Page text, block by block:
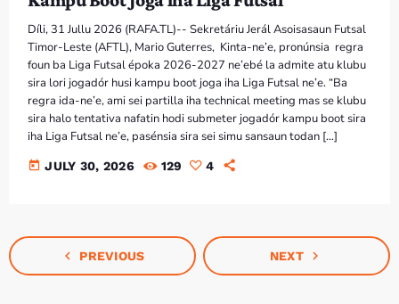
Díli, 31 Jullu 2026 (RAFA.TL)-- Sekretáriu Jerál Asoisasaun Futsal
Timor-Leste (AFTL), Mario Guterres, Kinta-ne’e, pronúnsia regra
foun ba Liga Futsal époka 2026-2027 ne’ebé la admite atu klubu
sira lori jogadór husi kampu boot joga iha Liga Futsal ne’e. “Ba
regra ida-ne’e, ami sei partilla iha technical meeting mas se klubu
sira halo tentativa nafatin hodi submeter jogadór kampu boot sira
iha Liga Futsal ne’e, pasénsia sira sei simu sansaun todan […]
today JULY 30, 2026 129 4
navigate_before PREVIOUS NEXT navigate_next